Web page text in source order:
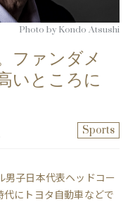
Photo by Kondo Atsushi
ファンダメ
いところに
Sports
男子日本代表ヘッドコー
にトヨタ自動車などで